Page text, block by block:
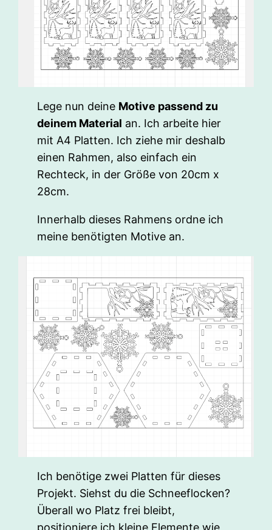
Lege nun deine Motive passend zu
deinem Material an. Ich arbeite hier
mit A4 Platten. Ich ziehe mir deshalb
einen Rahmen, also einfach ein
Rechteck, in der Größe von 20cm x
28cm.
Innerhalb dieses Rahmens ordne ich
meine benötigten Motive an.
Ich benötige zwei Platten für dieses
Projekt. Siehst du die Schneeflocken?
Überall wo Platz frei bleibt,
positioniere ich kleine Elemente wie